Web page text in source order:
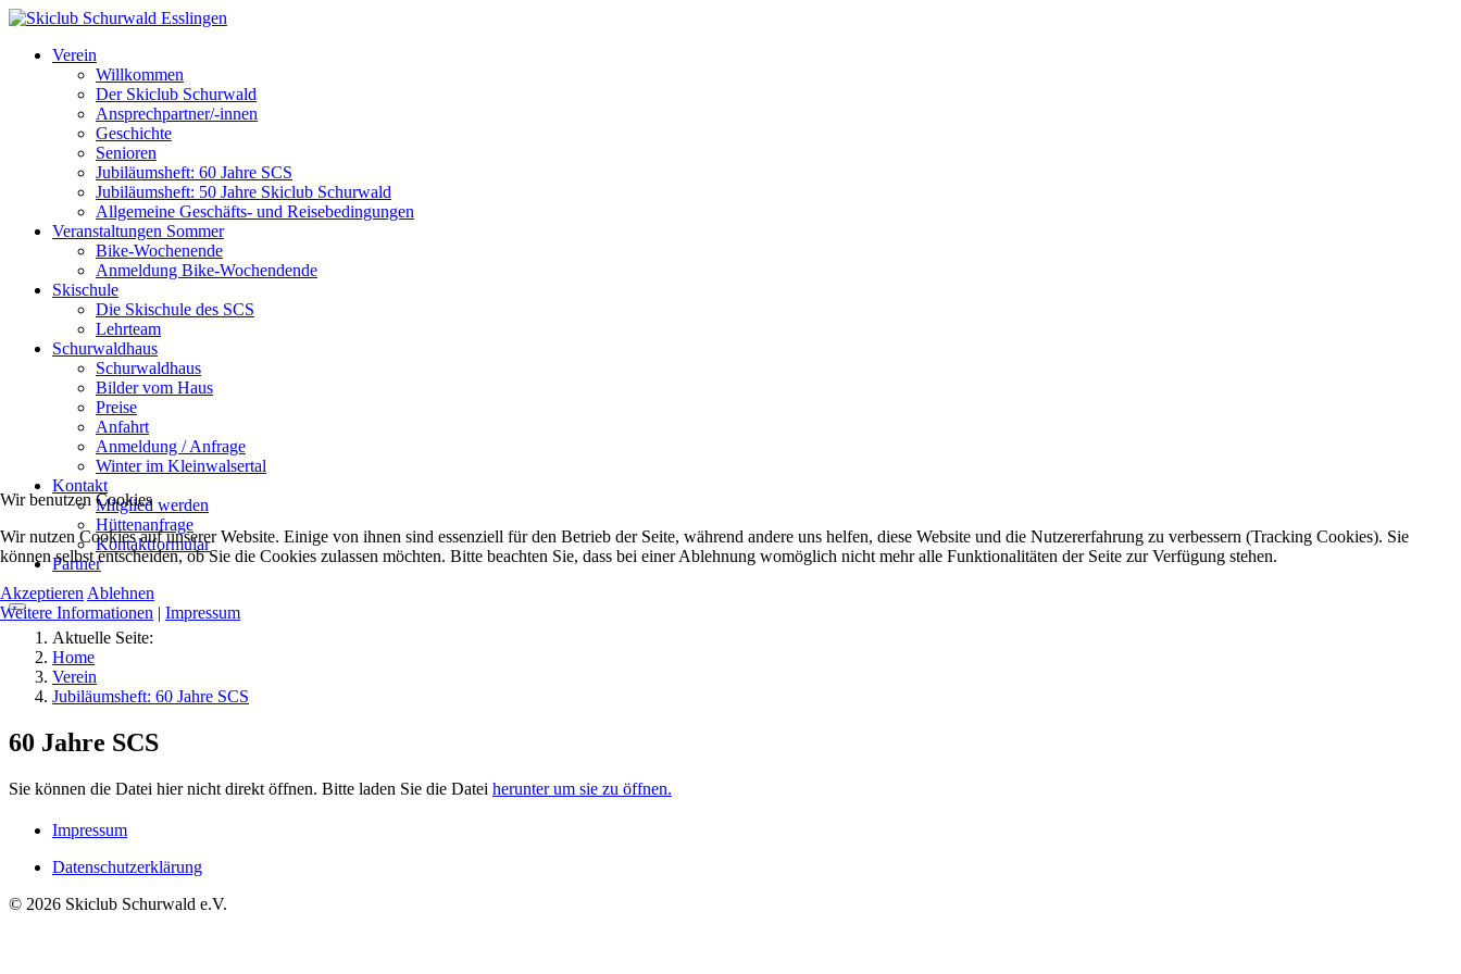
Verein
Willkommen
Der Skiclub Schurwald
Ansprechpartner/-innen
Geschichte
Senioren
Jubiläumsheft: 60 Jahre SCS
Jubiläumsheft: 50 Jahre Skiclub Schurwald
Allgemeine Geschäfts- und Reisebedingungen
Veranstaltungen Sommer
Bike-Wochenende
Anmeldung Bike-Wochendende
Skischule
Die Skischule des SCS
Lehrteam
Schurwaldhaus
Schurwaldhaus
Bilder vom Haus
Preise
Anfahrt
Anmeldung / Anfrage
Winter im Kleinwalsertal
Kontakt
Mitglied werden
Hüttenanfrage
Kontaktformular
Partner
Aktuelle Seite:
Home
Verein
Jubiläumsheft: 60 Jahre SCS
60 Jahre SCS
Sie können die Datei hier nicht direkt öffnen. Bitte laden Sie die Datei herunter um sie zu öffnen.
Impressum
Datenschutzerklärung
© 2026 Skiclub Schurwald e.V.
Wir benutzen Cookies
Wir nutzen Cookies auf unserer Website. Einige von ihnen sind essenziell für den Betrieb der Seite, während andere uns helfen, diese Website und die Nutzererfahrung zu verbessern (Tracking Cookies). Sie
können selbst entscheiden, ob Sie die Cookies zulassen möchten. Bitte beachten Sie, dass bei einer Ablehnung womöglich nicht mehr alle Funktionalitäten der Seite zur Verfügung stehen.
Akzeptieren Ablehnen
Weitere Informationen | Impressum